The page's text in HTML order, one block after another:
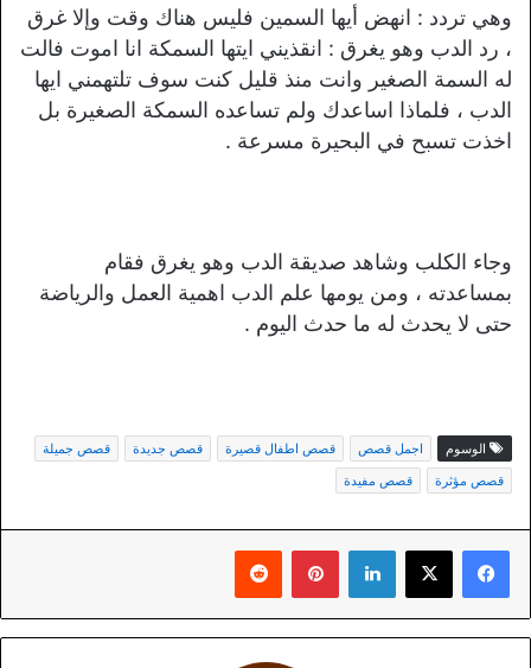
وهي تردد : انهض أيها السمين فليس هناك وقت وإلا غرق
، رد الدب وهو يغرق : انقذيني ايتها السمكة انا اموت فالت
له السمة الصغير وانت منذ قليل كنت سوف تلتهمني ايها
الدب ، فلماذا اساعدك ولم تساعده السمكة الصغيرة بل
اخذت تسبح في البحيرة مسرعة .
وجاء الكلب وشاهد صديقة الدب وهو يغرق فقام
بمساعدته ، ومن يومها علم الدب اهمية العمل والرياضة
حتى لا يحدث له ما حدث اليوم .
الوسوم اجمل قصص قصص اطفال قصيرة قصص جديدة
قصص جميلة
قصص مؤثرة
قصص مفيدة
لينكدإن بينتيريست